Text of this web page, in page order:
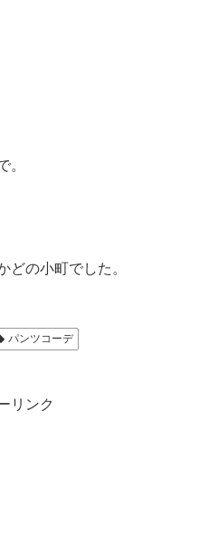
。
どの小町でした。
パンツコーデ
リンク